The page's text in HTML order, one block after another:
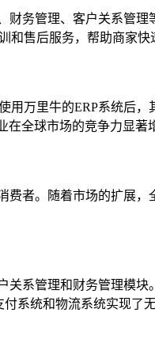
务管理、客户关系管
售后服务，帮助商家快
万里牛的ERP系统后
全球市场的竞争力显著
者。随着市场的扩展
系管理和财务管理模
系统和物流系统实现了无